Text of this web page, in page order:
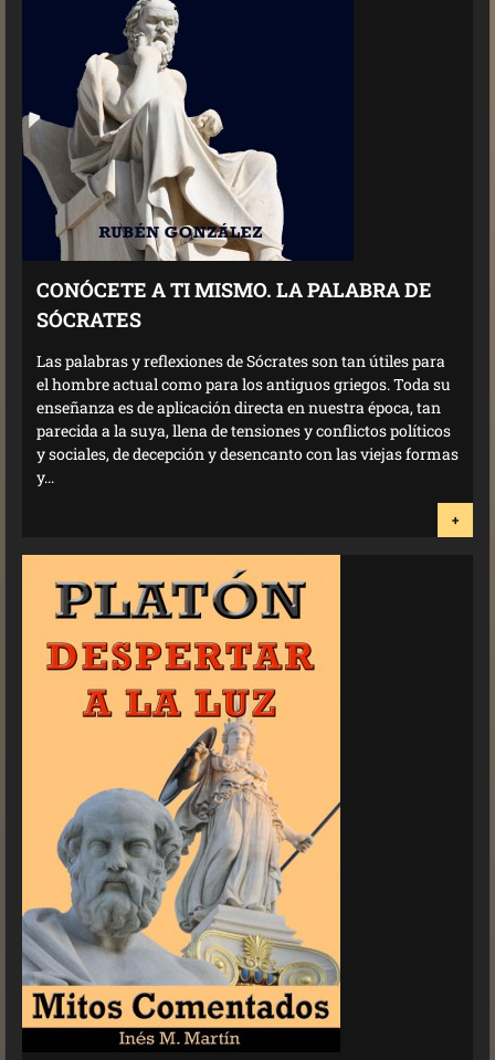
CONÓCETE A TI MISMO. LA PALABRA DE
SÓCRATES
Las palabras y reflexiones de Sócrates son tan útiles para
el hombre actual como para los antiguos griegos. Toda su
enseñanza es de aplicación directa en nuestra época, tan
parecida a la suya, llena de tensiones y conflictos políticos
y sociales, de decepción y desencanto con las viejas formas
y...
+